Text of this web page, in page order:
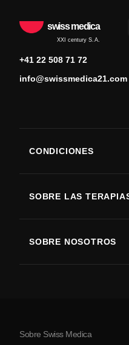
swiss medica
XXI century S.A.
+41 22 508 71 72
info@swissmedica21.com
CONDICIONES
Enfermedad de
Artritis
SOBRE LAS
SOBRE NOSOTROS
Sobre Serbia
Sobre Swiss Medica